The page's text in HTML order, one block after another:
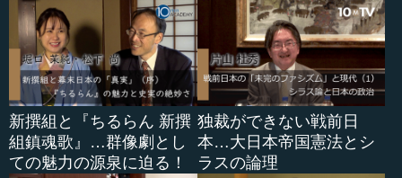
新撰組と『ちるらん 新撰
組鎮魂歌』…群像劇とし
ての魅力の源泉に迫る！
独裁ができない戦前日
本…大日本帝国憲法とシ
ラスの論理